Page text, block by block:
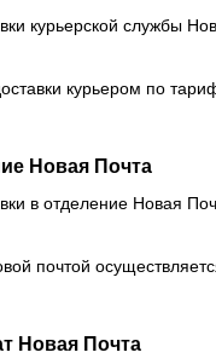
курьерской службы
курьером по
Новая Почта
в отделение Новая
почтой
Новая Почта